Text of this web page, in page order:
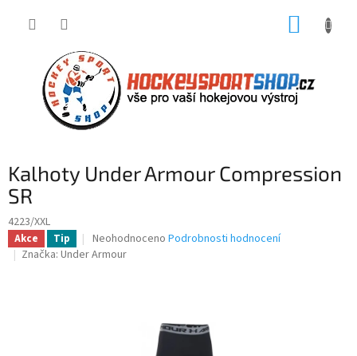
Kalhoty Under Armour Compression
SR
4223/XXL
Akce Tip
Průměrné
hodnocení
Neohodnoceno Podrobnosti hodnocení
Značka: Under Armour